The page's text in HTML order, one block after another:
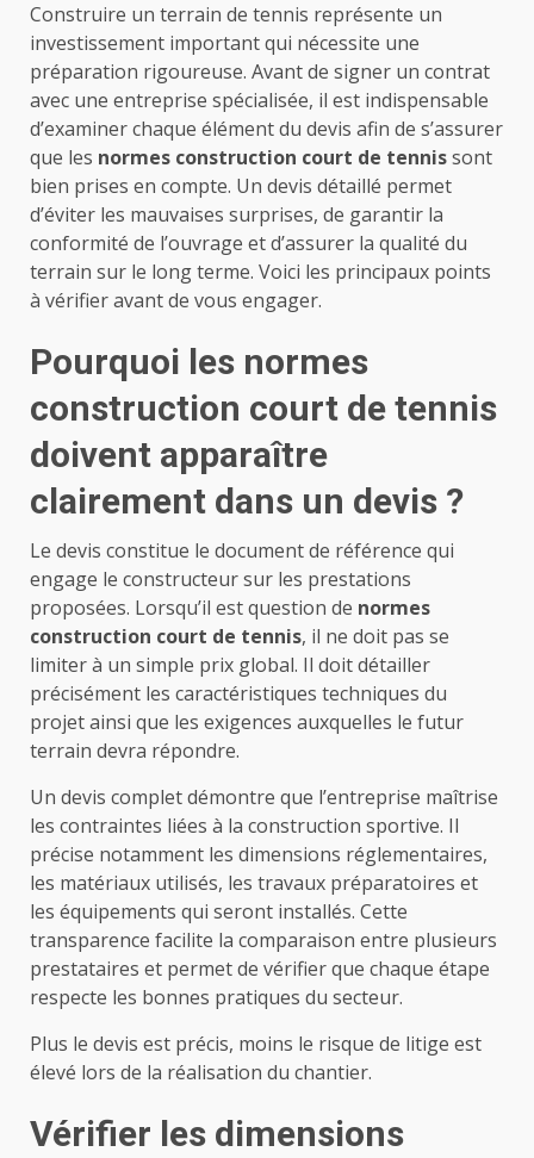
Construire un terrain de tennis représente un
investissement important qui nécessite une
préparation rigoureuse. Avant de signer un contrat
avec une entreprise spécialisée, il est indispensable
d’examiner chaque élément du devis afin de s’assurer
que les normes construction court de tennissont
bien prises en compte. Un devis détaillé permet
d’éviter les mauvaises surprises, de garantir la
conformité de l’ouvrage et d’assurer la qualité du
terrain sur le long terme. Voici les principaux points
à vérifier avant de vous engager.
Pourquoi les normes
construction court de tennis
doivent apparaître
clairement dans un devis ?
Le devis constitue le document de référence qui
engage le constructeur sur les prestations
proposées. Lorsqu’il est question de normes
construction court de tennis, il ne doit pas se
limiter à un simple prix global. Il doit détailler
précisément les caractéristiques techniques du
projet ainsi que les exigences auxquelles le futur
terrain devra répondre.
Un devis complet démontre que l’entreprise maîtrise
les contraintes liées à la construction sportive. Il
précise notamment les dimensions réglementaires,
les matériaux utilisés, les travaux préparatoires et
les équipements qui seront installés. Cette
transparence facilite la comparaison entre plusieurs
prestataires et permet de vérifier que chaque étape
respecte les bonnes pratiques du secteur.
Plus le devis est précis, moins le risque de litige est
élevé lors de la réalisation du chantier.
Vérifier les dimensions